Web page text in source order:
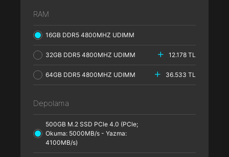
RAM
16GB DDR5 4800MHZ UDIMM
32GB DDR5 4800MHZ UDIMM 12.178 TL
64GB DDR5 4800MHZ UDIMM 36.533 TL
Depolama
500GB M.2 SSD PCle 4.0 (PCle;
Okuma: 5000MB/s - Yazma:
4100MB/s)